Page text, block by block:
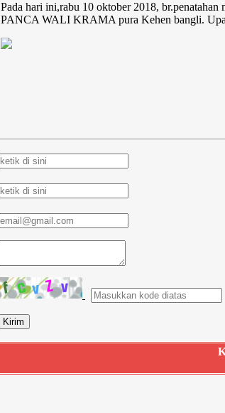
Pada hari ini,rabu 10 oktober 2018, br.penatahan
PANCA WALI KRAMA pura Kehen bangli.